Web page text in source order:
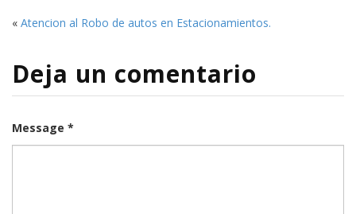
« Atencion al Robo de autos en Estacionamientos.
Deja un comentario
Message *